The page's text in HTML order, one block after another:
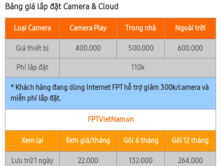
Bảng giá lắp đặt Camera & Cloud
Loại Camera Camera Play Trong nhà Ngoài trời
Giá thiết bị 400.000 500.000 600.000
Phí lắp đặt 110k
* Khách hàng đang dùng Internet FPT hỗ trợ giảm 300k/camera và
miễn phí lắp đặt.
FPTVietNam.vn
Xem lại Đơn giá/tháng Gói 6 tháng Gói 12 tháng
Lưu trữ 1 ngày 22.000 132.000 264.000